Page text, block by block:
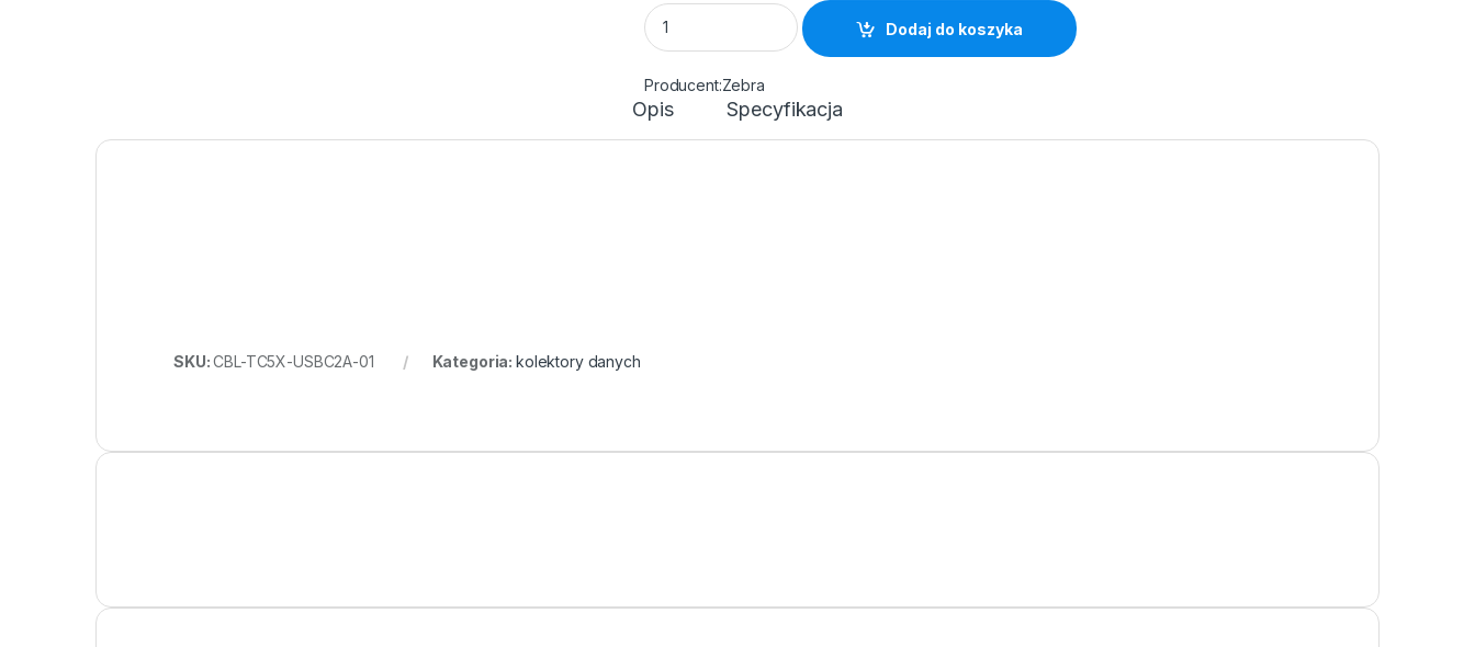
Zebra Kabel ładująco-komunikacyjny 1m USB C quantity
Dodaj do koszyka
Zebra
Opis Specyfikacja
SKU:CBL-TC5X-USBC2A-01 Kategoria: kolektory danych